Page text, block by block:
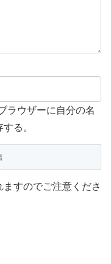
ラウザーに自分の名
る。
すのでご注意くださ